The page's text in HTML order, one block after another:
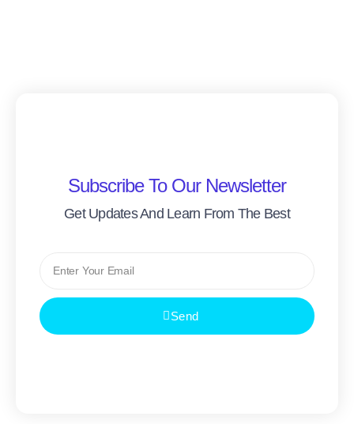
Subscribe To Our Newsletter
Get Updates And Learn From The Best
Send